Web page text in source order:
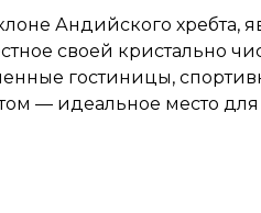
Андийского хребта,
своей кристально
гостиницы,
— идеальное место